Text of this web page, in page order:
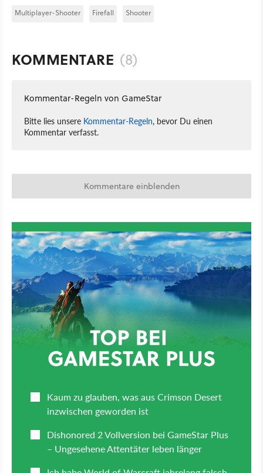
Multiplayer-Shooter Firefall Shooter
KOMMENTARE (8)
Kommentar-Regeln von GameStar
Bitte lies unsere Kommentar-Regeln, bevor Du einen
Kommentar verfasst.
Kommentare einblenden